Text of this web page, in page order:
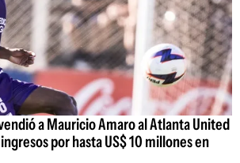
a Mauricio Amaro al Atlanta United
por hasta US$ 10 millones en